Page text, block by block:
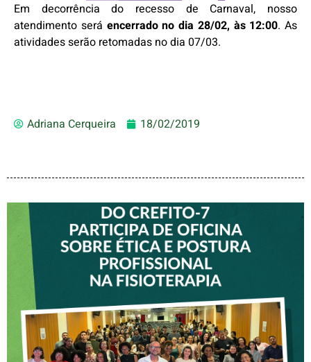
Em decorrência do recesso de Carnaval, nosso
atendimento será encerrado no dia 28/02, às 12:00. As
atividades serão retomadas no dia 07/03.
Adriana Cerqueira 18/02/2019
VICE-PRESIDENTE DO
CREFITO-7 PARTICIPA DE
OFICINA SOBRE ÉTICA E
POSTURA PROFISSIONAL
NA FISIOTERAPIA